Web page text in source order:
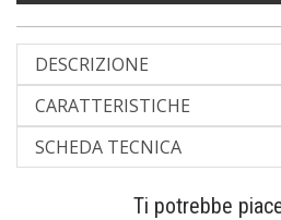
DESCRIZIONE
CARATTERISTICHE
SCHEDA TECNICA
Ti potrebbe